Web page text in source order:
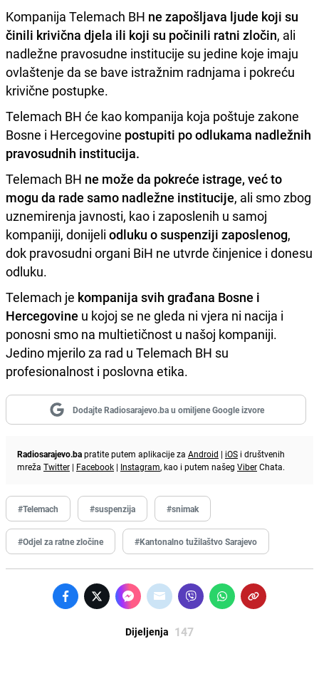
Kompanija Telemach BH ne zapošljava ljude koji su
činili krivična djela ili koji su počinili ratni zločin, ali
nadležne pravosudne institucije su jedine koje imaju
ovlaštenje da se bave istražnim radnjama i pokreću
krivične postupke.
Telemach BH će kao kompanija koja poštuje zakone
Bosne i Hercegovine postupiti po odlukama nadležnih
pravosudnih institucija.
Telemach BH ne može da pokreće istrage, već to
mogu da rade samo nadležne institucije, ali smo zbog
uznemirenja javnosti, kao i zaposlenih u samoj
kompaniji, donijeli odluku o suspenziji zaposlenog,
dok pravosudni organi BiH ne utvrde činjenice i donesu
odluku.
Telemach je kompanija svih građana Bosne i
Hercegovine u kojoj se ne gleda ni vjera ni nacija i
ponosni smo na multietičnost u našoj kompaniji.
Jedino mjerilo za rad u Telemach BH su
profesionalnost i poslovna etika.
Dodajte Radiosarajevo.ba u omiljene Google izvore
Radiosarajevo.bapratite putem aplikacije za Android | iOS i društvenih
mreža Twitter | Facebook | Instagram, kao i putem našeg ViberChata.
#Telemach #suspenzija #snimak
#Odjel za ratne zločine #Kantonalno tužilaštvo Sarajevo
Dijeljenja 147